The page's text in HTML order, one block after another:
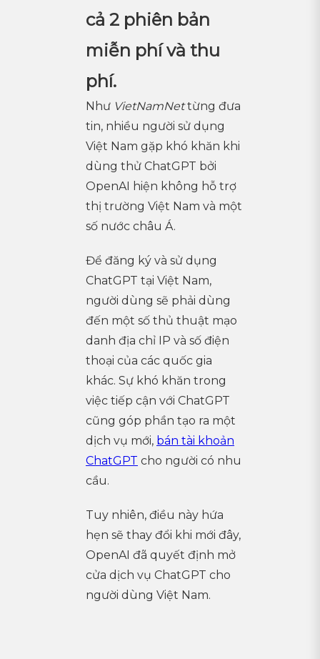
cả 2 phiên bản
miễn phí và thu
phí.
Như VietNamNettừng đưa
tin, nhiều người sử dụng
Việt Nam gặp khó khăn khi
dùng thử ChatGPT bởi
OpenAI hiện không hỗ trợ
thị trường Việt Nam và một
số nước châu Á.
Để đăng ký và sử dụng
ChatGPT tại Việt Nam,
người dùng sẽ phải dùng
đến một số thủ thuật mạo
danh địa chỉ IP và số điện
thoại của các quốc gia
khác. Sự khó khăn trong
việc tiếp cận với ChatGPT
cũng góp phần tạo ra một
dịch vụ mới, bán tài khoản
ChatGPT cho người có nhu
cầu.
Tuy nhiên, điều này hứa
hẹn sẽ thay đổi khi mới đây,
OpenAI đã quyết định mở
cửa dịch vụ ChatGPT cho
người dùng Việt Nam.